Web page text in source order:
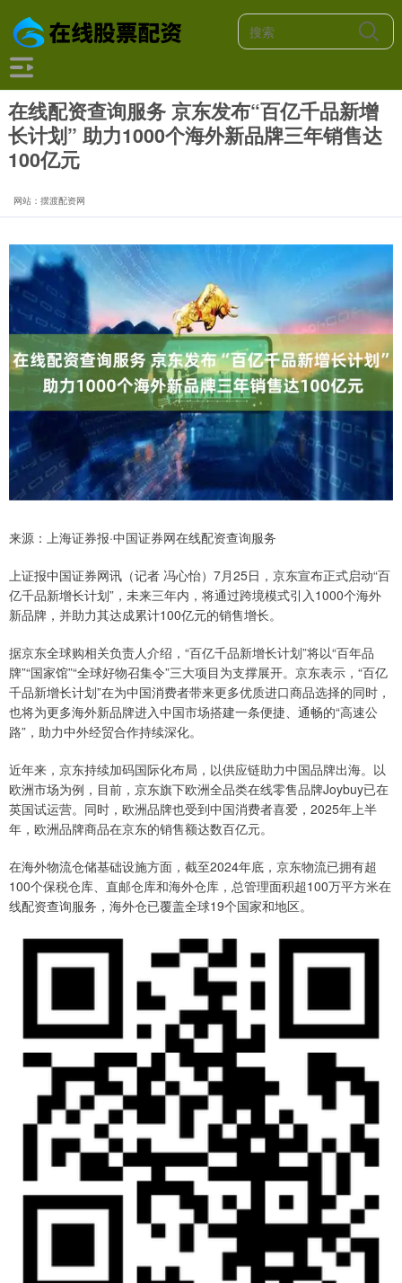
在线配资查询服务 京东发布“百亿千品新增
长计划” 助力1000个海外新品牌三年销售达
100亿元
网站：摆渡配资网
来源：上海证券报·中国证券网在线配资查询服务
上证报中国证券网讯（记者 冯心怡）7月25日，京东宣布正式启动“百
亿千品新增长计划”，未来三年内，将通过跨境模式引入1000个海外
新品牌，并助力其达成累计100亿元的销售增长。
据京东全球购相关负责人介绍，“百亿千品新增长计划”将以“百年品
牌”“国家馆”“全球好物召集令”三大项目为支撑展开。京东表示，“百亿
千品新增长计划”在为中国消费者带来更多优质进口商品选择的同时，
也将为更多海外新品牌进入中国市场搭建一条便捷、通畅的“高速公
路”，助力中外经贸合作持续深化。
近年来，京东持续加码国际化布局，以供应链助力中国品牌出海。以
欧洲市场为例，目前，京东旗下欧洲全品类在线零售品牌Joybuy已在
英国试运营。同时，欧洲品牌也受到中国消费者喜爱，2025年上半
年，欧洲品牌商品在京东的销售额达数百亿元。
在海外物流仓储基础设施方面，截至2024年底，京东物流已拥有超
100个保税仓库、直邮仓库和海外仓库，总管理面积超100万平方米在
线配资查询服务，海外仓已覆盖全球19个国家和地区。